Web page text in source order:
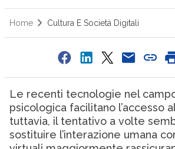
Home Cultura E Società Digitali
Le recenti tecnologie nel
psicologica facilitano l’accesso
tuttavia, il tentativo a volte
sostituire l’interazione umana